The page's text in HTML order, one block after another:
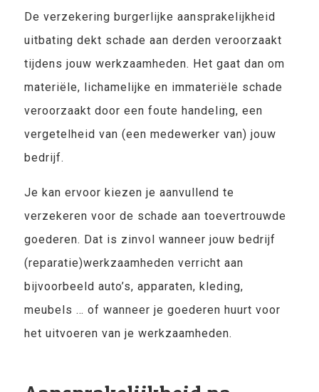
De verzekering burgerlijke aansprakelijkheid
uitbating dekt schade aan derden veroorzaakt
tijdens jouw werkzaamheden. Het gaat dan om
materiële, lichamelijke en immateriële schade
veroorzaakt door een foute handeling, een
vergetelheid van (een medewerker van) jouw
bedrijf.
Je kan ervoor kiezen je aanvullend te
verzekeren voor de schade aan toevertrouwde
goederen. Dat is zinvol wanneer jouw bedrijf
(reparatie)werkzaamheden verricht aan
bijvoorbeeld auto’s, apparaten, kleding,
meubels … of wanneer je goederen huurt voor
het uitvoeren van je werkzaamheden.